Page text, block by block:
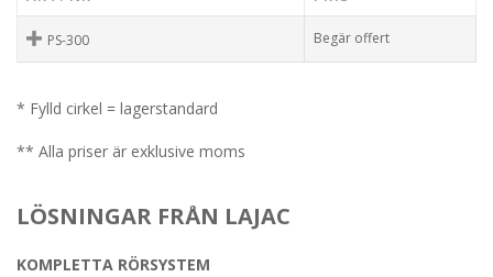
PS-300 Begär offert
* Fylld cirkel = lagerstandard
** Alla priser är exklusive moms
LÖSNINGAR FRÅN LAJAC
KOMPLETTA RÖRSYSTEM